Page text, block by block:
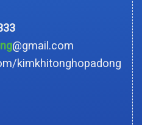
@gmail.com
kimkhitonghopadong